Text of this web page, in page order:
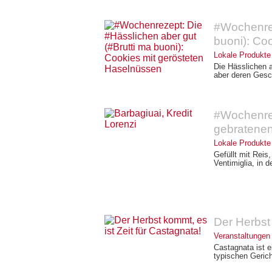
buoni):
Lokale Produkte
Die Hässlichen
aber deren
Lokale Produkte
Gefüllt mit
Ventimiglia, in
Der
Veranstaltungen
Castagnata ist
typischen